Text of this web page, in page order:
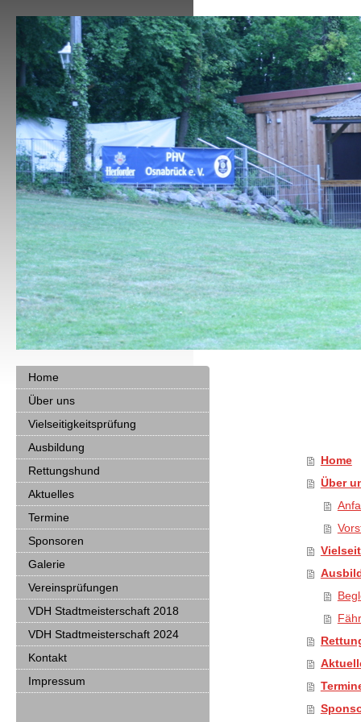
Home
Über
Home
Über uns
Vielseitigkeitsprüfung
Ausbildung
Rettungshund
Aktuelles
Termine
Sponsoren
Galerie
Vereinsprüfungen
VDH Stadtmeisterschaft 2018
VDH Stadtmeisterschaft 2024
Kontakt
Impressum